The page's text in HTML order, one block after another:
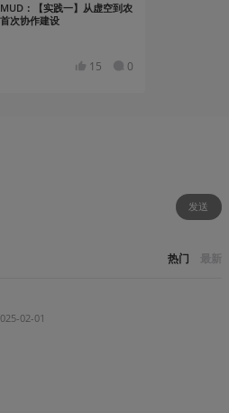
：【实践一】从虚空到农
次协作建设
15 0
发送
热门 最新
02-01